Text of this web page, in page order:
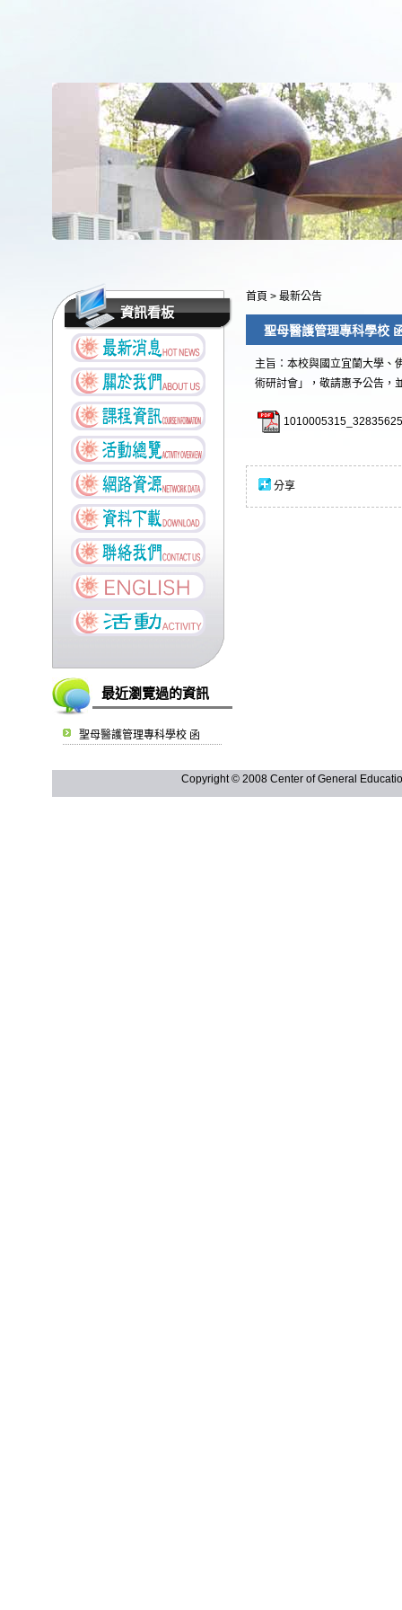
資訊看板
最近瀏覽過的資訊
聖母醫護管理專科學校 函
首頁 > 最新公告
聖母醫護管理專科學校
主旨：本校與國立宜蘭大學、
術研討會」，敬請惠予公告，
分享
Copyright © 2008 Center of General